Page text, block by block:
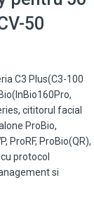
50
C3 Plus(C3-100
cititorul facial
ProBio,
ProRF, ProBio(QR),
protocol
si